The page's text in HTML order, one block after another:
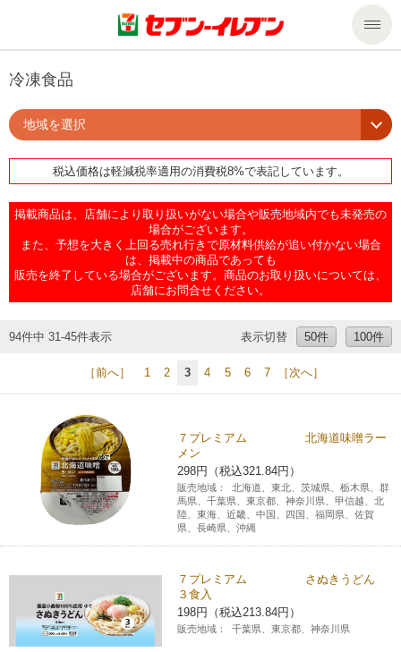
商品のご案内
商品のご案内トップ
今週の新商品
商品カテゴリ一覧
食の安全・安心への取組み
ギフト
プリペイドカード・金券
ニンテンドー・ダウンロードカード
セール・キャンペーン
サービス
nanacoトップ
マルチコピー機でできることトップ
コピー
プリント
スキャン
ファクス
チケット
便利なサービス
宅配便
切手・はがき・印紙
セブン銀行ATM
ご利用可能なお支払い方法
各種料金のお支払い
チケットサービス
セブンチケット
チケットぴあ
イープラス
CNプレイガイド
セブン‐イレブンでお受取り
タワーレコード
停電時のサービス停止のお知らせ
企業情報トップ
ニュースリリース
企業理念
会社概要
貸借対照表・損益計算書
沿革
国内店舗数
私たちの取組み
サステナビリティ
サステナビリティトップ
セブン＆アイ・ホールディングスの重点課題
サステナビリティ活動基本方針
4VISIONS
加盟店オーナー募集
アルバイト情報 採用情報
店舗検索
ネットショッピング
Language
English (Corporate)
冷凍食品
地域を選択
税込価格は軽減税率適用の消費税8%で表記しています。
掲載商品は、店舗により取り扱いがない場合や販売地域内でも未発売の
場合がございます。
また、予想を大きく上回る売れ行きで原材料供給が追い付かない場合
は、掲載中の商品であっても
販売を終了している場合がございます。商品のお取り扱いについては、
店舗にお問合せください。
94件中 31-45件表示 表示切替 50件 100件
［前へ］ 1 2 3 4 5 6 7 ［次へ］
７プレミアム 北海道味噌ラー
メン
298円（税込321.84円）
販売地域：
北海道、東北、茨城県、栃木県、群
馬県、千葉県、東京都、神奈川県、甲信越、北
陸、東海、近畿、中国、四国、福岡県、佐賀
県、長崎県、沖縄
７プレミアム さぬきうどん
３食入
198円（税込213.84円）
販売地域： 千葉県、東京都、神奈川県